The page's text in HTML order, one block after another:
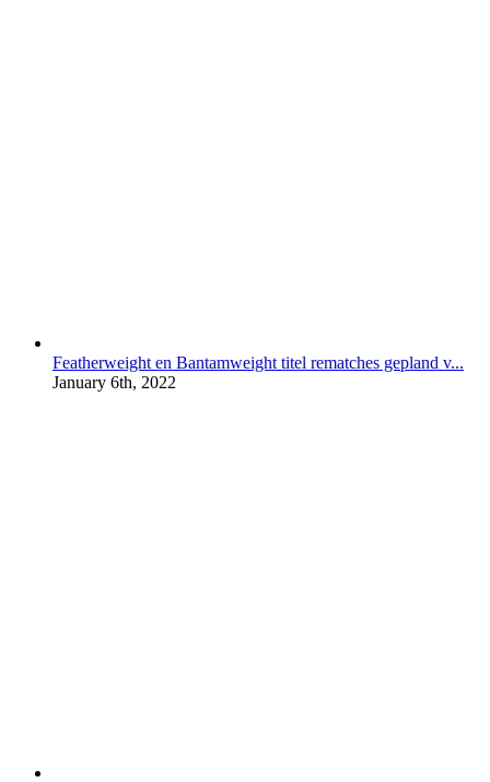
Featherweight en Bantamweight titel rematches gepland v...
January 6th, 2022